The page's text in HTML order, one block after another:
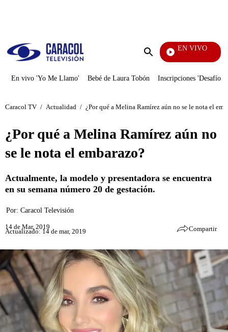
Enviar
EN VIVO
Diario
En vivo 'Yo Me Llamo' Bebé de Laura Tobón Inscripciones 'Desafío'
Caracol TV / Actualidad / ¿Por qué a Melina Ramírez aún no se le nota el
¿Por qué a Melina Ramírez aún no
se le nota el embarazo?
Actualmente, la modelo y presentadora se encuentra
en su semana número 20 de gestación.
Por: Caracol Televisión
14 de Mar, 2019
Actualizado: 14 de mar, 2019 Compartir